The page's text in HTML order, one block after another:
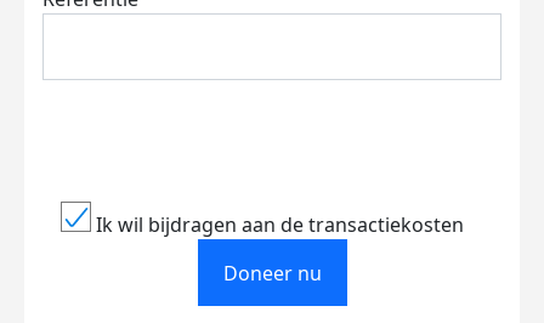
Ik wil bijdragen aan de transactiekosten
Doneer nu